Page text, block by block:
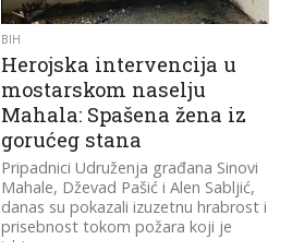
BIH
Herojska intervencija u
mostarskom naselju
Mahala: Spašena žena iz
gorućeg stana
Pripadnici Udruženja građana Sinovi
Mahale, Dževad Pašić i Alen Sabljić,
danas su pokazali izuzetnu hrabrost i
prisebnost tokom požara koji je
izbio...